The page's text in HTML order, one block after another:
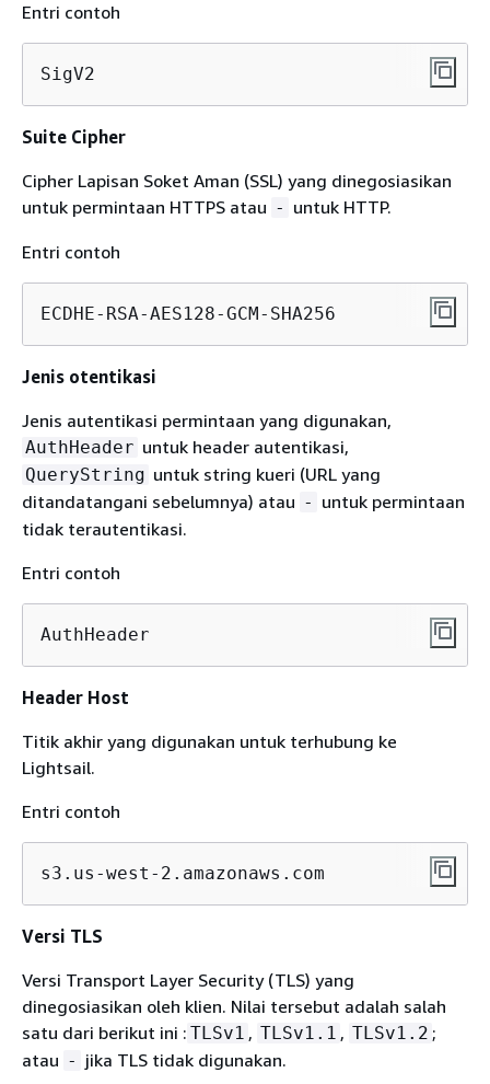
Entri contoh
SigV2
Suite Cipher
Cipher Lapisan Soket Aman (SSL) yang dinegosiasikan
untuk permintaan HTTPS atau - untuk HTTP.
Entri contoh
ECDHE-RSA-AES128-GCM-SHA256
Jenis otentikasi
Jenis autentikasi permintaan yang digunakan,
AuthHeader untuk header autentikasi,
QueryString untuk string kueri (URL yang
ditandatangani sebelumnya) atau - untuk permintaan
tidak terautentikasi.
Entri contoh
AuthHeader
Header Host
Titik akhir yang digunakan untuk terhubung ke
Lightsail.
Entri contoh
s3.us-west-2.amazonaws.com
Versi TLS
Versi Transport Layer Security (TLS) yang
dinegosiasikan oleh klien. Nilai tersebut adalah salah
satu dari berikut ini : TLSv1 , TLSv1.1 , TLSv1.2 ;
atau - jika TLS tidak digunakan.